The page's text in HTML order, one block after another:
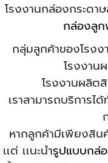
โรงงานกล่องกระดา
กล่องลู
กลุ่มลูกค้าของโรงง
โรงงาน
โรงงานผลิต
เราสามารถบริการ
หากลูกค้ามีเพียงสิน
เเต่ เเนะนำรูปแบบกล่